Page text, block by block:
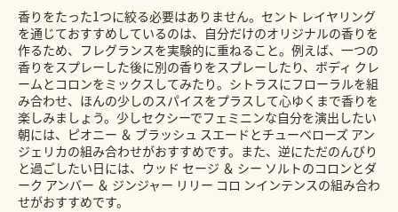
香りをたった1つに絞る必要はありません。セント レイヤリング
を通じておすすめしているのは、自分だけのオリジナルの香りを
作るため、フレグランスを実験的に重ねること。例えば、一つの
香りをスプレーした後に別の香りをスプレーしたり、ボディ クレ
ームとコロンをミックスしてみたり。シトラスにフローラルを組
み合わせ、ほんの少しのスパイスをプラスして心ゆくまで香りを
楽しみましょう。少しセクシーでフェミニンな自分を演出したい
朝には、ピオニー ＆ ブラッシュ スエードとチューベローズ アン
ジェリカの組み合わせがおすすめです。また、逆にただのんびり
と過ごしたい日には、ウッド セージ ＆ シー ソルトのコロンとダ
ーク アンバー ＆ ジンジャー リリー コロ ンインテンスの組み合わ
せがおすすめです。